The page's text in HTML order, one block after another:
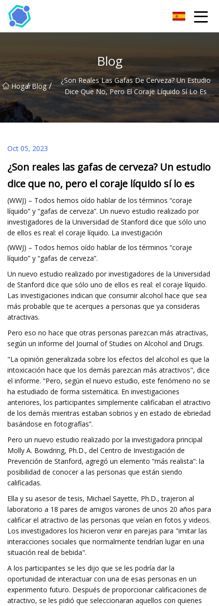
Blog
Hogar
/ Blog /
¿Son Reales Las Gafas De Cerveza? Un Estudio
Dice Que No, Pero El Coraje Líquido Sí Lo Es
Oct 05, 2023
¿Son reales las gafas de cerveza? Un estudio
dice que no, pero el coraje líquido sí lo es
(WWJ) – Todos hemos oído hablar de los términos “coraje
líquido” y “gafas de cerveza”. Un nuevo estudio realizado por
investigadores de la Universidad de Stanford dice que sólo uno
de ellos es real: el coraje líquido. La investigación
(WWJ) – Todos hemos oído hablar de los términos “coraje
líquido” y “gafas de cerveza”.
Un nuevo estudio realizado por investigadores de la Universidad
de Stanford dice que sólo uno de ellos es real: el coraje líquido.
Las investigaciones indican que consumir alcohol hace que sea
más probable que te acerques a personas que ya consideras
atractivas.
Pero eso no hace que otras personas parezcan más atractivas,
según un informe del Journal of Studies on Alcohol and Drugs.
"La opinión generalizada sobre los efectos del alcohol es que la
intoxicación hace que los demás parezcan más atractivos", dice
el informe. “Pero, según el nuevo estudio, este fenómeno no se
ha estudiado de forma sistemática. En investigaciones
anteriores, los participantes simplemente calificaban el atractivo
de los demás mientras estaban sobrios y en estado de ebriedad
basándose en fotografías”.
Pero un nuevo estudio realizado por la investigadora principal
Molly A. Bowdring, Ph.D., del Centro de Investigación de
Prevención de Stanford, agregó un elemento “más realista”: la
posibilidad de conocer a las personas que están siendo
calificadas.
Ella y su asesor de tesis, Michael Sayette, Ph.D., trajeron al
laboratorio a 18 pares de amigos varones de unos 20 años para
calificar el atractivo de las personas que veían en fotos y videos.
Los investigadores los hicieron venir en parejas para "imitar las
interacciones sociales que normalmente tendrían lugar en una
situación real de bebida".
A los participantes se les dijo que se les podría dar la
oportunidad de interactuar con una de esas personas en un
experimento futuro. Después de proporcionar calificaciones de
atractivo, se les pidió que seleccionaran aquellos con quienes